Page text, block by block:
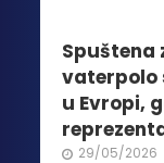
Spuštena
vaterpolo
u Evropi,
29/05/2026